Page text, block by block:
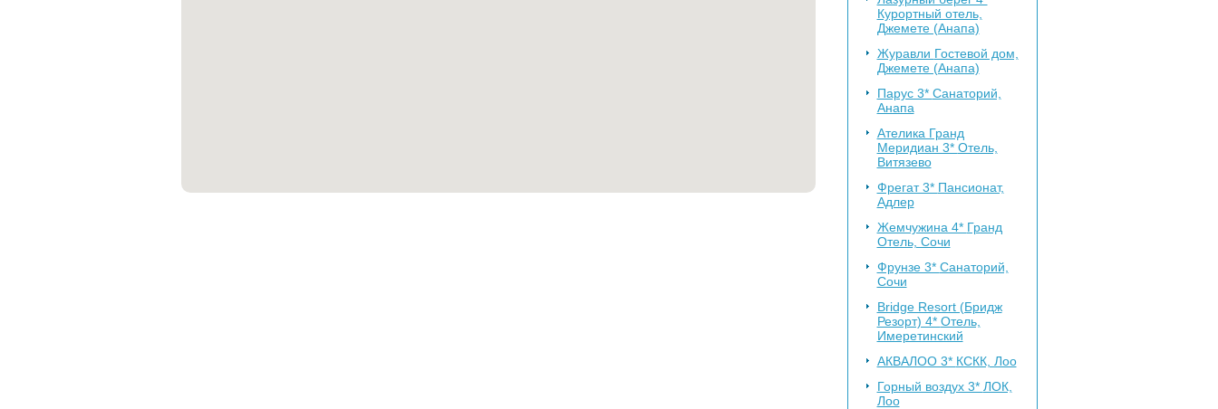
Курортный отель,
Джемете (Анапа)
Журавли Гостевой дом,
Джемете (Анапа)
Парус 3* Санаторий,
Анапа
Ателика Гранд
Меридиан 3* Отель,
Витязево
Фрегат 3* Пансионат,
Адлер
Жемчужина 4* Гранд
Отель, Сочи
Фрунзе 3* Санаторий,
Сочи
Bridge Resort (Бридж
Резорт) 4* Отель,
Имеретинский
АКВАЛОО 3* КСКК, Лоо
Горный воздух 3* ЛОК,
Лоо